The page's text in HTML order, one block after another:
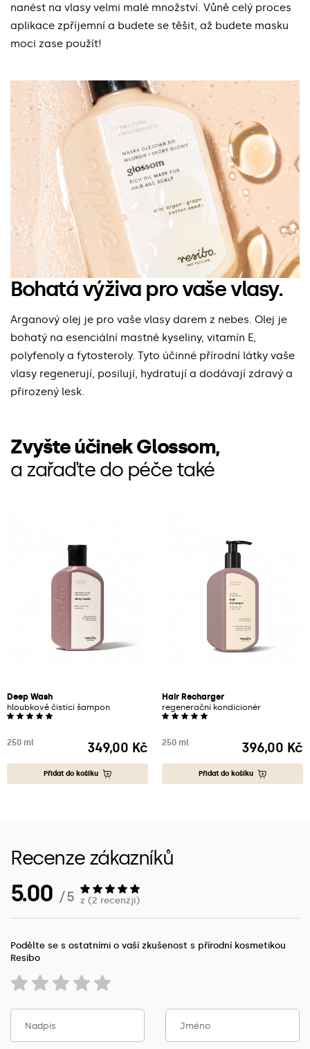
nanést na vlasy velmi malé množství. Vůně celý proces
aplikace zpříjemní a budete se těšit, až budete masku
moci zase použít!
Bohatá výživa pro vaše vlasy.
Arganový olej je pro vaše vlasy darem z nebes. Olej je
bohatý na esenciální mastné kyseliny, vitamín E,
polyfenoly a fytosteroly. Tyto účinné přírodní látky vaše
vlasy regenerují, posilují, hydratují a dodávají zdravý a
přirozený lesk.
Zvyšte účinek Glossom,
a zařaďte do péče také
Deep Wash
hloubkově čistící šampon
250 ml
Cena
349,00 Kč
Přidat do košíku
Hair Recharger
regenerační kondicionér
250 ml
Cena
396,00 Kč
Přidat do košíku
Recenze zákazníků
5.00 / 5 z (2 recenzji)
Podělte se s ostatními o vaší zkušenost s přírodní kosmetikou
Resibo